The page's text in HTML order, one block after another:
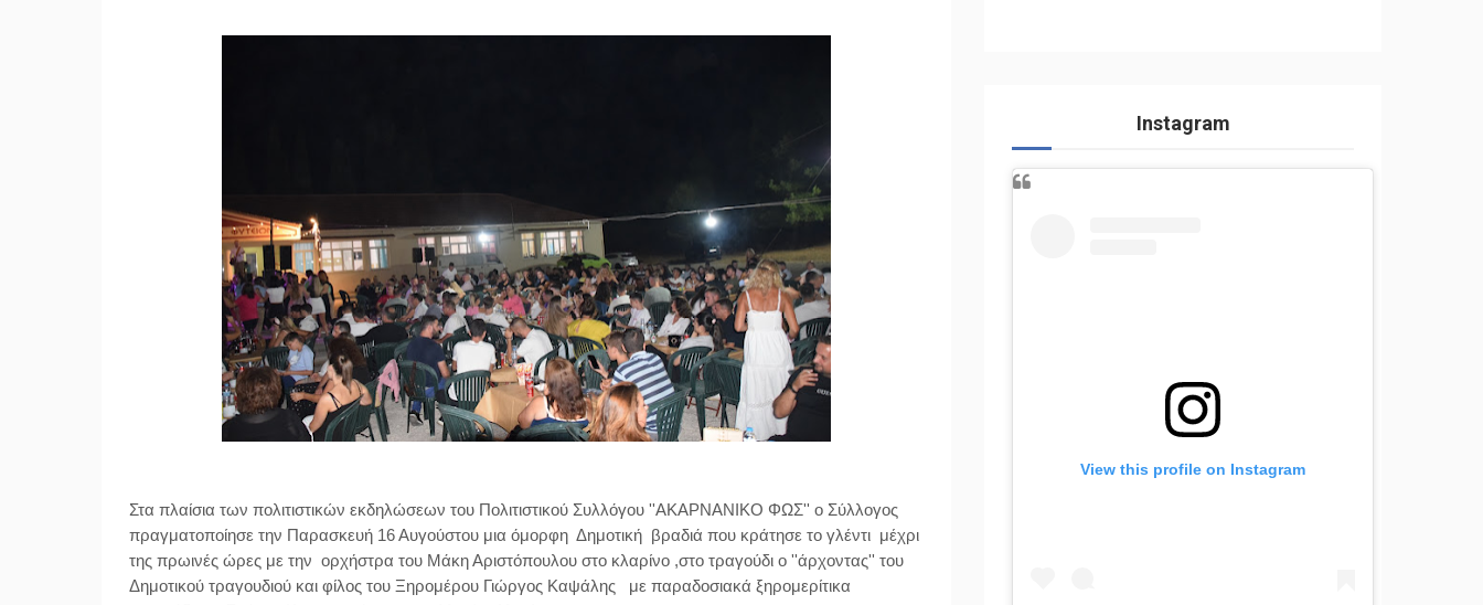
Στα πλαίσια των πολιτιστικών εκδηλώσεων του Πολιτιστικού Συλλόγου ''ΑΚΑΡΝΑΝΙΚΟ ΦΩΣ'' ο Σύλλογος
πραγματοποίησε την Παρασκευή 16 Αυγούστου μια όμορφη Δημοτική βραδιά που κράτησε το γλέντι μέχρι
της πρωινές ώρες με την ορχήστρα του Μάκη Αριστόπουλου στο κλαρίνο ,στο τραγούδι ο ''άρχοντας'' του
Δημοτικού τραγουδιού και φίλος του Ξηρομέρου Γιώργος Καψάλης
με παραδοσιακά ξηρομερίτικα
Instagram
View this profile on Instagram